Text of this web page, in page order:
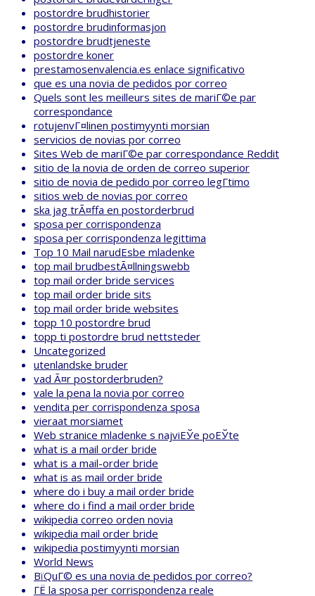
postordre brudhistorier
postordre brudinformasjon
postordre brudtjeneste
postordre koner
prestamosenvalencia.es enlace significativo
que es una novia de pedidos por correo
Quels sont les meilleurs sites de mariГ©e par
correspondance
rotujenvГ¤linen postimyynti morsian
servicios de novias por correo
Sites Web de mariГ©e par correspondance Reddit
sitio de la novia de orden de correo superior
sitio de novia de pedido por correo legГ­timo
sitios web de novias por correo
ska jag trÃ¤ffa en postorderbrud
sposa per corrispondenza
sposa per corrispondenza legittima
Top 10 Mail narudЕѕbe mladenke
top mail brudbestÃ¤llningswebb
top mail order bride services
top mail order bride sits
top mail order bride websites
topp 10 postordre brud
topp ti postordre brud nettsteder
Uncategorized
utenlandske bruder
vad Ã¤r postorderbruden?
vale la pena la novia por correo
vendita per corrispondenza sposa
vieraat morsiamet
Web stranice mladenke s najviЕЎe poЕЎte
what is a mail order bride
what is a mail-order bride
what is as mail order bride
where do i buy a mail order bride
where do i find a mail order bride
wikipedia correo orden novia
wikipedia mail order bride
wikipedia postimyynti morsian
World News
ВїQuГ© es una novia de pedidos por correo?
ГЁ la sposa per corrispondenza reale